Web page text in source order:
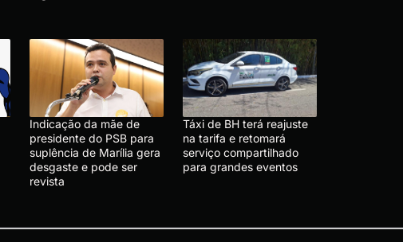
Indicação da mãe de
presidente do PSB para
suplência de Marília gera
desgaste e pode ser
revista
Táxi de BH terá reajuste
na tarifa e retomará
serviço compartilhado
para grandes eventos